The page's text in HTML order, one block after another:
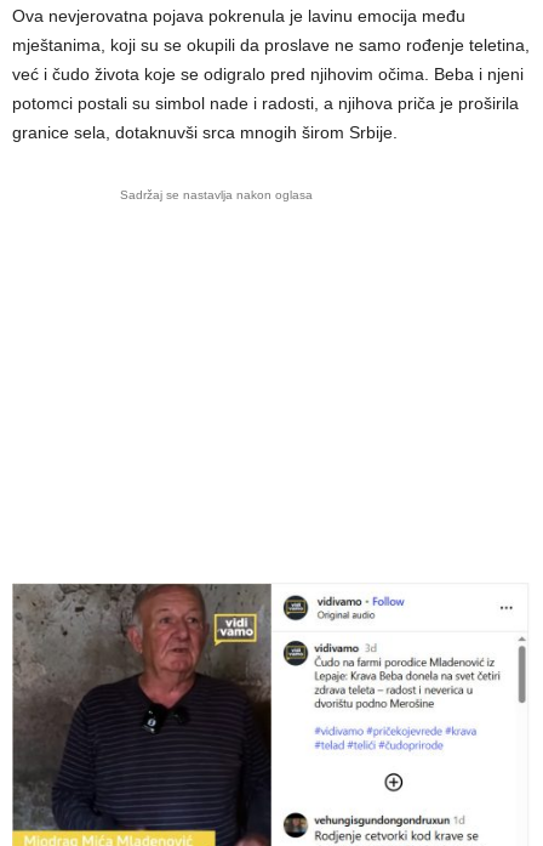
Ova nevjerovatna pojava pokrenula je lavinu emocija među
mještanima, koji su se okupili da proslave ne samo rođenje teletina,
već i čudo života koje se odigralo pred njihovim očima. Beba i njeni
potomci postali su simbol nade i radosti, a njihova priča je proširila
granice sela, dotaknuvši srca mnogih širom Srbije.
Sadržaj se nastavlja nakon oglasa